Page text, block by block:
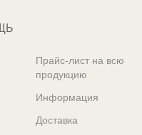
Прайс-лист на всю
продукцию
Информация
Доставка